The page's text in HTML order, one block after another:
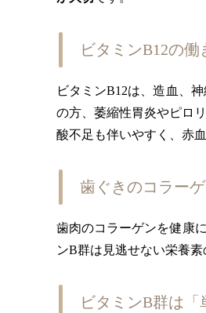
ビタミンB12の働
ビタミンB12は、造血、
の方、萎縮性胃炎やピロ
酸不足も伴いやすく、赤
歯ぐきのコラー
歯肉のコラーゲンを健康
ンB群は見逃せない栄養素
ビタミンB群は